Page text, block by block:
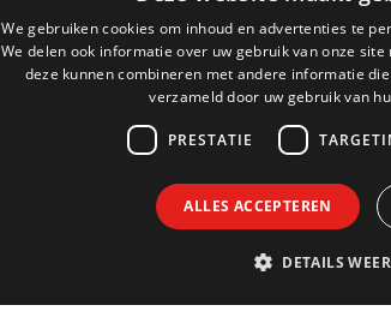
We gebruiken cookies om inhoud en advertenties te
We delen ook informatie over uw gebruik van onze
deze kunnen combineren met andere informatie
verzameld door uw gebruik van
PRESTATIE
ALLES ACCEPTEREN
DETAILS